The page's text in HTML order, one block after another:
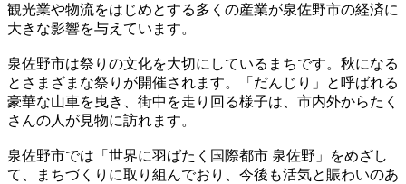
観光業や物流をはじめとする多くの産業が泉佐野市の経済に
大きな影響を与えています。
泉佐野市は祭りの文化を大切にしているまちです。秋になる
とさまざまな祭りが開催されます。「だんじり」と呼ばれる
豪華な山車を曳き、街中を走り回る様子は、市内外からたく
さんの人が見物に訪れます。
泉佐野市では「世界に羽ばたく国際都市 泉佐野」をめざし
て、まちづくりに取り組んでおり、今後も活気と賑わいのあ